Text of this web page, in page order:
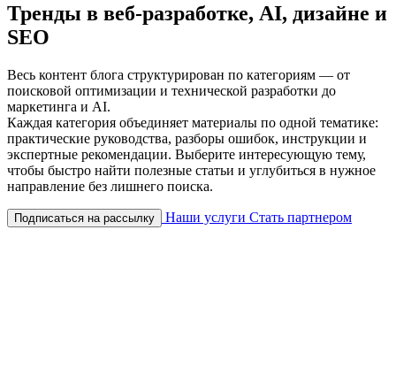
Тренды в веб-разработке, AI, дизайне и
SEO
Весь контент блога структурирован по категориям — от
поисковой оптимизации и технической разработки до
маркетинга и AI.
Каждая категория объединяет материалы по одной тематике:
практические руководства, разборы ошибок, инструкции и
экспертные рекомендации. Выберите интересующую тему,
чтобы быстро найти полезные статьи и углубиться в нужное
направление без лишнего поиска.
Подписаться на рассылку Наши услуги Стать партнером